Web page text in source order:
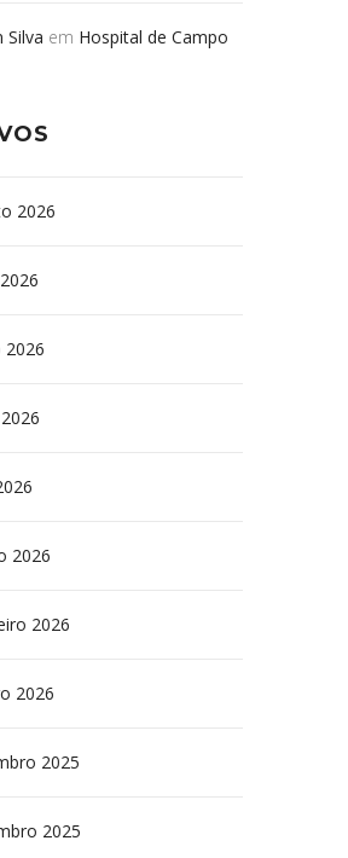
em São Paulo - Revista
em SP
Silva em Hospital de Campo
2026
2026
2026
2026
2026
2025
2025